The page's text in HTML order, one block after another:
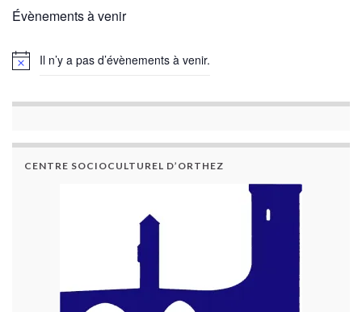
Évènements à venir
Il n’y a pas d’évènements à venir.
CENTRE SOCIOCULTUREL D’ORTHEZ